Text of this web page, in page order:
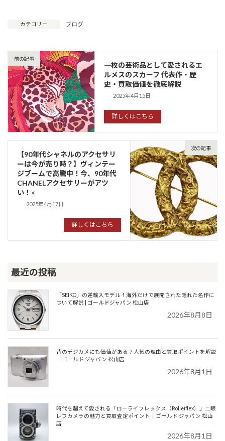
カテゴリー ブログ
前の記事
一枚の芸術品として愛されるエ
ルメスのスカーフ 代表作・歴
史・買取価値を徹底解説
2025年4月15日
詳しくはこちら
次の記事
【90年代シャネルのアクセサリ
ーは今が売り時？】ヴィンテー
ジブームで高騰中！今、90年代
CHANELアクセサリーがアツ
い！<
2025年4月17日
詳しくはこちら
最近の投稿
「SEIKO」の逆輸入モデル！海外だけで展開された隠れた名作に
ついて解説 | ゴールドジャパン 松山店
2026年8月8日
昔のデジカメにも価値がある？人気の理由と買取ポイントを解説
｜ゴールド ジャパン 松山店
2026年8月1日
時代を超えて愛される「ローライフレックス（Rolleiflex）」二眼
レフカメラの魅力と買取査定ポイント｜ゴールド ジャパン 松山
店
2026年8月1日